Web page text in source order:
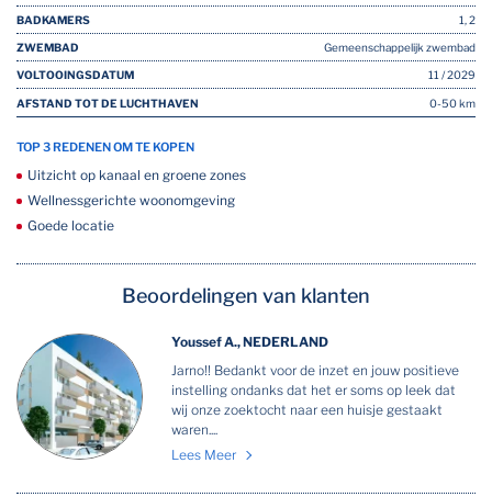
BADKAMERS 1, 2
ZWEMBAD Gemeenschappelijk zwembad
VOLTOOINGSDATUM 11 / 2029
AFSTAND TOT DE LUCHTHAVEN 0-50 km
TOP 3 REDENEN OM TE KOPEN
Uitzicht op kanaal en groene zones
Wellnessgerichte woonomgeving
Goede locatie
Beoordelingen van klanten
Youssef A., NEDERLAND
Jarno!! Bedankt voor de inzet en jouw positieve
instelling ondanks dat het er soms op leek dat
wij onze zoektocht naar een huisje gestaakt
waren....
Lees Meer